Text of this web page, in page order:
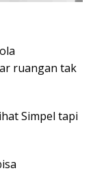
ruangan tak
Simpel tapi